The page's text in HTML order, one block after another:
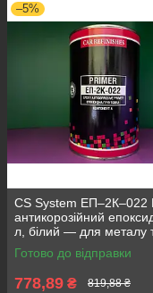
–5%
CS System ЕП–2К–022
антикорозійний
л, білий — для металу
авто перед
двокомпонентний
Готово до відправки
778,89 ₴ 819,88 ₴